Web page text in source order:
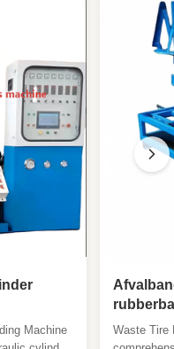
hete
Machine
Waste Tire